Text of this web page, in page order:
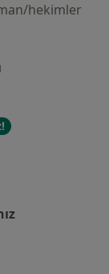
E. Erdoğdu, O.
M.İ.Titiz."
seyirli
Bildiri
B. Yiğit,
2009.
L. Özel,
hekimler